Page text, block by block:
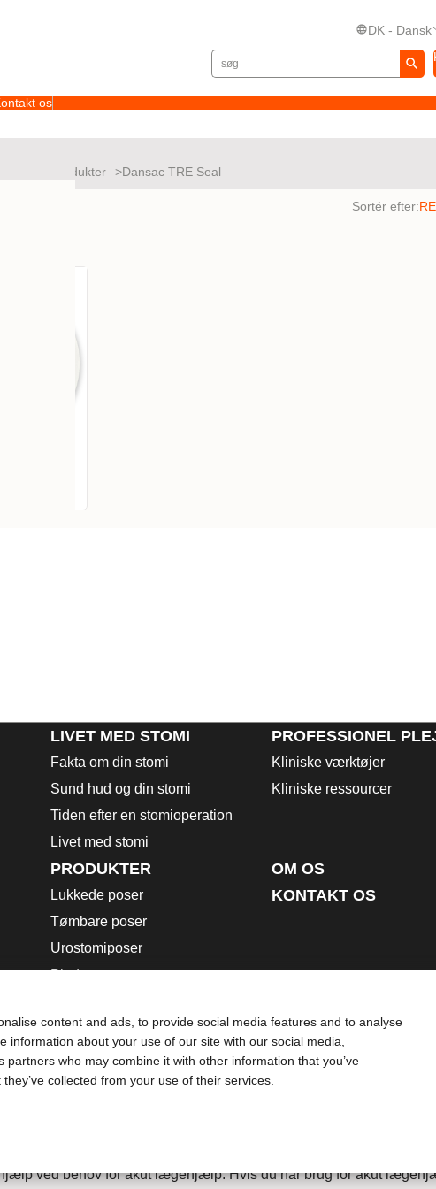
content and ads, to provide social media features and to analyse
information about your use of our site with our social media,
partners who may combine it with other information that you’ve
collected from your use of their services.
DK - Dansk
os
Tilbehørsprodukter Dansac TRE Seal
Sortér efter:
LIVET MED STOMI
Fakta om din stomi
Sund hud og din stomi
Tiden efter en stomioperation
Livet med stomi
PROFESSIONEL
Kliniske værktøjer
Kliniske ressourcer
PRODUKTER
Lukkede poser
Tømbare poser
Urostomiposer
Plader
Brugsanvisning
Sikkerhedsdatablade
OM OS
KONTAKT OS
Brug af cookies
brug, kontraindikationer, advarsler,
som erstatning for rådgivning fra din egen læge eller andre
ved behov for akut lægehjælp. Hvis du har brug for akut